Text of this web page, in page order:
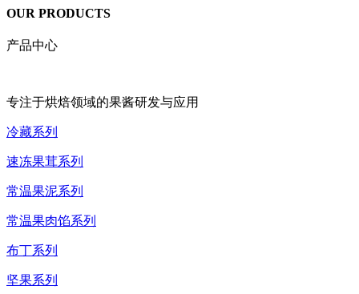
OUR PRODUCTS
产品中心
专注于烘焙领域的果酱研发与应用
冷藏系列
速冻果茸系列
常温果泥系列
常温果肉馅系列
布丁系列
坚果系列